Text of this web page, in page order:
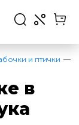
и птички
в